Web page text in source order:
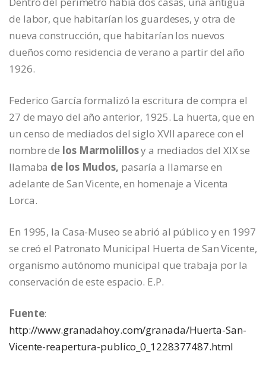
de labor, que habitarían los guardeses, y otra de
nueva construcción, que habitarían los nuevos
dueños como residencia de verano a partir del año
1926.
Federico García formalizó la escritura de compra el
27 de mayo del año anterior, 1925. La huerta, que en
un censo de mediados del siglo XVII aparece con el
nombre de los Marmolillosy a mediados del XIX se
llamaba de los Mudos, pasaría a llamarse en
adelante de San Vicente, en homenaje a Vicenta
Lorca.
En 1995, la Casa-Museo se abrió al público y en 1997
se creó el Patronato Municipal Huerta de San Vicente,
organismo autónomo municipal que trabaja por la
conservación de este espacio. E.P.
Fuente:
http://www.granadahoy.com/granada/Huerta-San-
Vicente-reapertura-publico_0_1228377487.html